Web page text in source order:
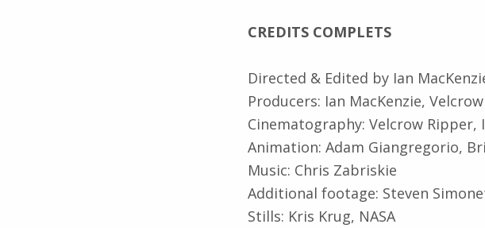
CREDITS COMPLETS
Directed & Edited by Ian
Producers: Ian MacKenzie,
Cinematography: Velcrow Ripper,
Animation: Adam Giangregorio,
Music: Chris Zabriskie
Additional footage: Steven
Stills: Kris Krug, NASA